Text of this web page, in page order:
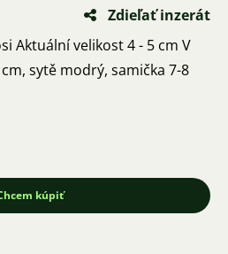
Zdieľať inzerát
V
sytě modrý, samička 7-8
kúpiť